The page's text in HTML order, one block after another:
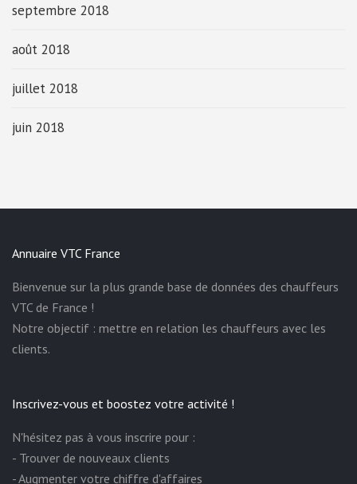
septembre 2018
août 2018
juillet 2018
juin 2018
Annuaire VTC France
Bienvenue sur la plus grande base de données des chauffeurs
VTC de France !
Notre objectif : mettre en relation les chauffeurs avec les
clients.
Inscrivez-vous et boostez votre activité !
N'hésitez pas à vous inscrire pour :
- Trouver de nouveaux clients
- Augmenter votre chiffre d'affaires